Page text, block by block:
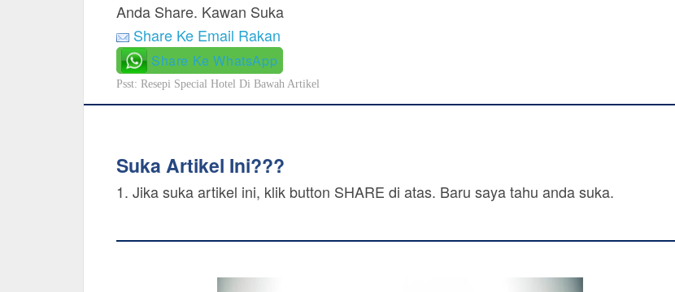
Anda Share. Kawan Suka
Share Ke Email Rakan
Share Ke WhatsApp
Psst: Resepi Special Hotel Di Bawah Artikel
Suka Artikel Ini???
1. Jika suka artikel ini, klik button SHARE di atas. Baru saya tahu anda suka.